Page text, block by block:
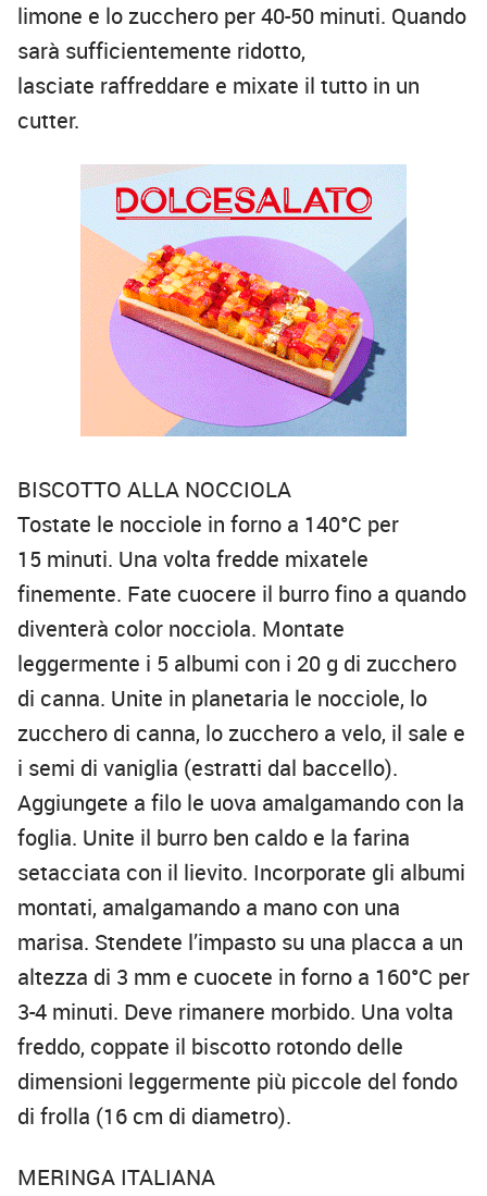
limone e lo zucchero per 40-50 minuti. Quando
sarà sufficientemente ridotto,
lasciate raffreddare e mixate il tutto in un
cutter.
BISCOTTO ALLA NOCCIOLA
Tostate le nocciole in forno a 140°C per
15 minuti. Una volta fredde mixatele
finemente. Fate cuocere il burro fino a quando
diventerà color nocciola. Montate
leggermente i 5 albumi con i 20 g di zucchero
di canna. Unite in planetaria le nocciole, lo
zucchero di canna, lo zucchero a velo, il sale e
i semi di vaniglia (estratti dal baccello).
Aggiungete a filo le uova amalgamando con la
foglia. Unite il burro ben caldo e la farina
setacciata con il lievito. Incorporate gli albumi
montati, amalgamando a mano con una
marisa. Stendete l’impasto su una placca a un
altezza di 3 mm e cuocete in forno a 160°C per
3-4 minuti. Deve rimanere morbido. Una volta
freddo, coppate il biscotto rotondo delle
dimensioni leggermente più piccole del fondo
di frolla (16 cm di diametro).
MERINGA ITALIANA